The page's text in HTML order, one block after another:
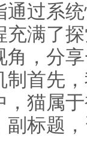
通过系
充满了
角，分
首先
猫属
标题